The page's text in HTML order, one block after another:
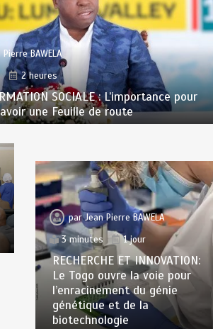
Pierre BAWELA
2 heures
SOCIALE : L’importance pour
une Feuille de route
parJean Pierre BAWELA
3 minutes
1 jour
RECHERCHE ET INNOVATION:
Le Togo ouvre la voie pour
l’enracinement du génie
génétique et de la
biotechnologie